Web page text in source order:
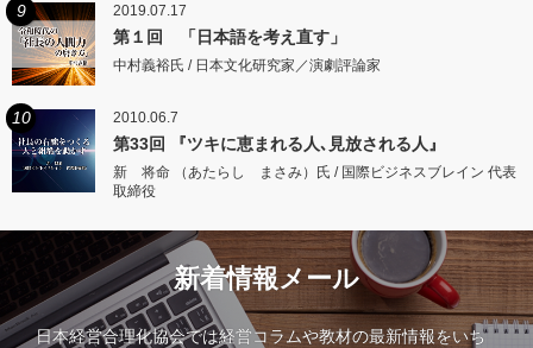
9 2019.07.17
第１回 「日本語を考え直す」
中村義裕氏 / 日本文化研究家／演劇評論家
10 2010.06.7
第33回 『ツキに恵まれる人､見放される人』
新 将命 （あたらし まさみ）氏 / 国際ビジネスブレイン 代表
取締役
新着情報メール
日本経営合理化協会では経営コラムや教材の最新情報をいち